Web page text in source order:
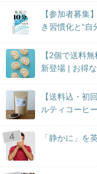
【参加者募集
き習慣化と“自
【2個で送料
新登場 | お得
【送料込・初
ルティコーヒ
「静かに」を